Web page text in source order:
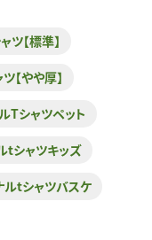
ツ【標準】
【やや厚】
Tシャツペット
tシャツキッズ
ルtシャツバスケ